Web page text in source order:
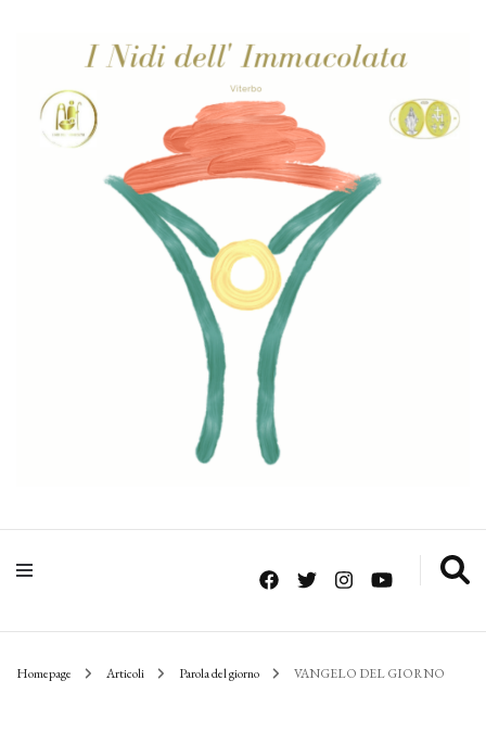
Homepage Articoli Parola del giorno VANGELO DEL GIORNO